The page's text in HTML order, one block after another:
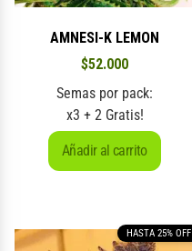
AMNESI-K LEMON
$52.000
Semas por pack:
x3 + 2 Gratis!
Añadir al carrito
HASTA 25% OFF